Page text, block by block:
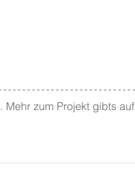
. Mehr zum Projekt gibts auf